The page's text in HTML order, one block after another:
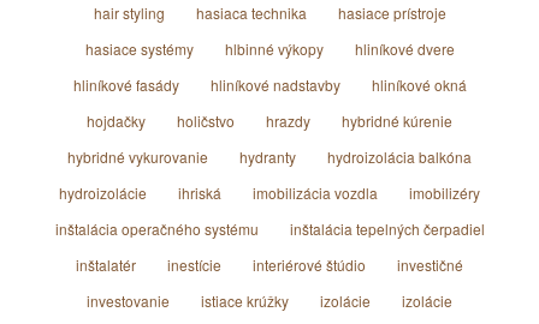
hair styling
hasiaca technika
hasiace prístroje
hasiace systémy
hlbinné výkopy
hliníkové dvere
hliníkové fasády
hliníkové nadstavby
hliníkové okná
hojdačky
holičstvo hrazdy
hybridné kúrenie
hybridné vykurovanie
hydranty
hydroizolácia balkóna
hydroizolácie
ihriská imobilizácia vozdla
imobilizéry
inštalácia operačného systému
inštalácia tepelných čerpadiel
inštalatér
inestície interiérové štúdio
investičné
investovanie
istiace krúžky izolácie
izolácie